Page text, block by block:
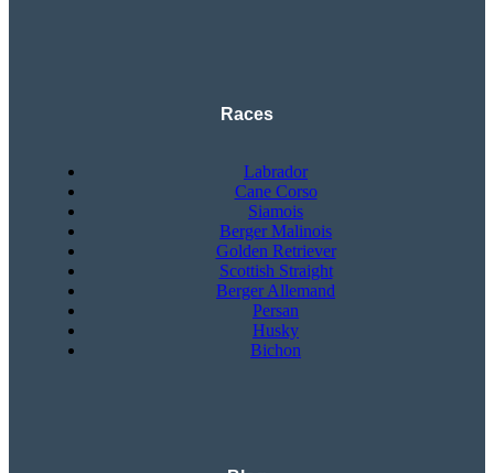
Races
Labrador
Cane Corso
Siamois
Berger Malinois
Golden Retriever
Scottish Straight
Berger Allemand
Persan
Husky
Bichon